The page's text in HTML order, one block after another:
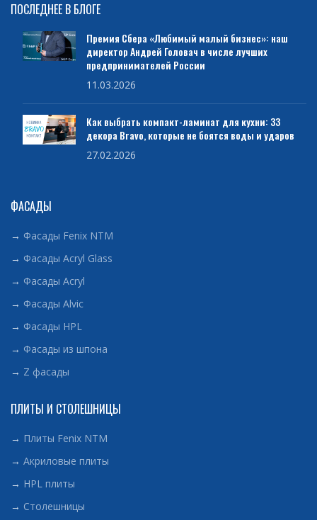
ПОСЛЕДНЕЕ В БЛОГЕ
Премия Сбера «Любимый малый бизнес»: наш
директор Андрей Головач в числе лучших
предпринимателей России
11.03.2026
Как выбрать компакт-ламинат для кухни: 33
декора Bravo, которые не боятся воды и ударов
27.02.2026
ФАСАДЫ
→ Фасады Fenix NTM
→ Фасады Acryl Glass
→ Фасады Acryl
→ Фасады Alvic
→ Фасады HPL
→ Фасады из шпона
→ Z фасады
ПЛИТЫ И СТОЛЕШНИЦЫ
→ Плиты Fenix NTM
→ Акриловые плиты
→ HPL плиты
→ Столешницы